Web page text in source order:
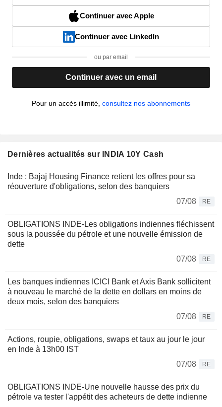
Continuer avec Apple
Continuer avec LinkedIn
ou par email
Continuer avec un email
Pour un accès illimité, consultez nos abonnements
Dernières actualités sur INDIA 10Y Cash
Inde : Bajaj Housing Finance retient les offres pour sa
réouverture d'obligations, selon des banquiers
07/08
RE
OBLIGATIONS INDE-Les obligations indiennes fléchissent
sous la poussée du pétrole et une nouvelle émission de
dette
07/08
RE
Les banques indiennes ICICI Bank et Axis Bank sollicitent
à nouveau le marché de la dette en dollars en moins de
deux mois, selon des banquiers
07/08
RE
Actions, roupie, obligations, swaps et taux au jour le jour
en Inde à 13h00 IST
07/08
RE
OBLIGATIONS INDE-Une nouvelle hausse des prix du
pétrole va tester l'appétit des acheteurs de dette indienne